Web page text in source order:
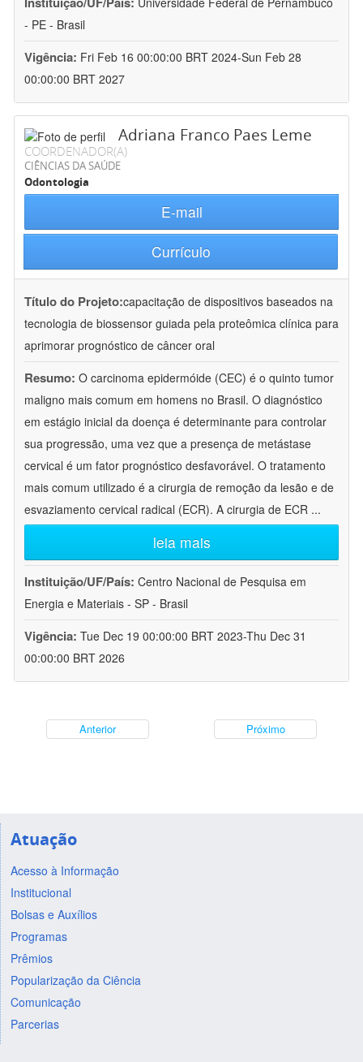
- PE - Brasil
Vigência: Fri Feb 16 00:00:00 BRT 2024-Sun Feb 28
00:00:00 BRT 2027
Adriana Franco Paes Leme
COORDENADOR(A)
CIÊNCIAS DA SAÚDE
Odontologia
E-mail
Currículo
Título do Projeto:capacitação de dispositivos baseados na
tecnologia de biossensor guiada pela proteômica clínica para
aprimorar prognóstico de câncer oral
Resumo: O carcinoma epidermóide (CEC) é o quinto tumor
maligno mais comum em homens no Brasil. O diagnóstico
em estágio inicial da doença é determinante para controlar
sua progressão, uma vez que a presença de metástase
cervical é um fator prognóstico desfavorável. O tratamento
mais comum utilizado é a cirurgia de remoção da lesão e de
esvaziamento cervical radical (ECR). A cirurgia de ECR ...
leia mais
Instituição/UF/País: Centro Nacional de Pesquisa em
Energia e Materiais - SP - Brasil
Vigência: Tue Dec 19 00:00:00 BRT 2023-Thu Dec 31
00:00:00 BRT 2026
Anterior Próximo
Atuação
Acesso à Informação
Institucional
Bolsas e Auxílios
Programas
Prêmios
Popularização da Ciência
Comunicação
Parcerias